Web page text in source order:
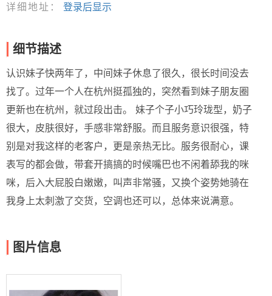
详细地址：
登录后显示
细节描述
认识妹子快两年了，中间妹子休息了很久，很长时间没去
找了。过年一个人在杭州挺孤独的，突然看到妹子朋友圈
更新也在杭州，就过段出击。 妹子个子小巧玲珑型，奶子
很大，皮肤很好，手感非常舒服。而且服务意识很强，特
别是对我这样的老客户，更是亲热无比。服务很耐心，课
表写的都会做，带套开搞搞的时候嘴巴也不闲着舔我的咪
咪，后入大屁股白嫩嫩，叫声非常骚，又换个姿势她骑在
我身上太刺激了交货，空调也还可以，总体来说满意。
图片信息